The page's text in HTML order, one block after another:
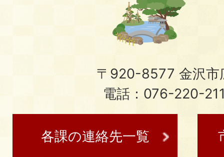
〒920-8577 金沢市
電話：076-220-
各課の連絡先一覧